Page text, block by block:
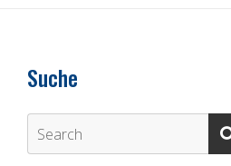
Suche